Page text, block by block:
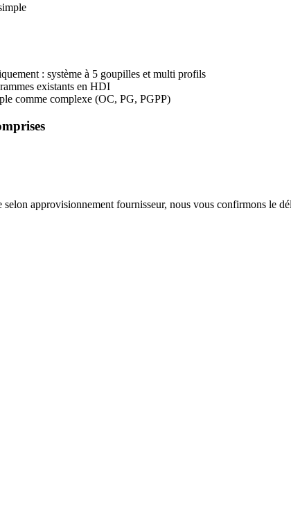
: système à 5 goupilles et multi profils
existants en HDI
comme complexe (OC, PG, PGPP)
selon approvisionnement fournisseur, nous vous confirmons le